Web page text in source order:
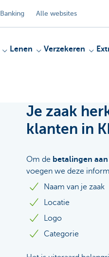
Alle websites
Lenen Verzekeren
Je zaak
klanten in
Om de betalingen
voegen we deze
Naam van je zaak
Locatie
Logo
Categorie